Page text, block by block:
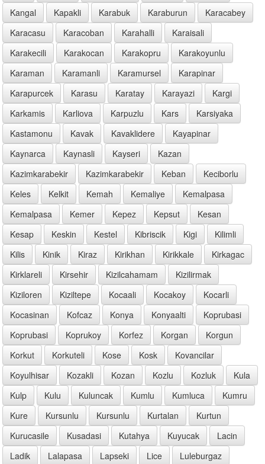
Kangal
Kapakli Karabuk Karaburun
Karacabey
Karacasu
Karacoban Karahalli
Karaisali
Karakecili
Karakocan Karakopru
Karakoyunlu
Karaman
Karamanli Karamursel
Karapinar
Karapurcek
Karasu Karatay Karayazi
Kargi
Karkamis
Karliova Karpuzlu Kars
Karsiyaka
Kastamonu
Kavak Kavaklidere
Kayapinar
Kaynarca
Kaynasli Kayseri
Kazan
Kazimkarabekir
Kazimkarabekir Keban
Keciborlu
Keles
Kelkit Kemah Kemaliye
Kemalpasa
Kemalpasa
Kemer Kepez Kepsut
Kesan
Kesap
Keskin Kestel Kibriscik Kigi
Kilimli
Kilis
Kinik Kiraz Kirikhan Kirikkale
Kirkagac
Kirklareli
Kirsehir Kizilcahamam
Kizilirmak
Kiziloren
Kiziltepe Kocaali Kocakoy
Kocarli
Kocasinan
Kofcaz Konya Konyaalti
Koprubasi
Koprubasi
Koprukoy Korfez Korgan
Korgun
Korkut
Korkuteli Kose Kosk
Kovancilar
Koyulhisar
Kozakli Kozan Kozlu Kozluk
Kula
Kulp
Kulu Kuluncak Kumlu Kumluca
Kumru
Kure
Kursunlu Kursunlu Kurtalan
Kurtun
Kurucasile
Kusadasi Kutahya Kuyucak
Lacin
Ladik
Lalapasa Lapseki Lice
Luleburgaz